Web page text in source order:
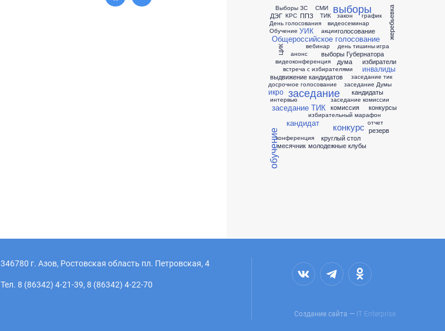
Выборы ЗС
ДЭГ
День голосования
КРС
Обучение
Общероссийское голосование
ППЗ
СМИ
ТИК
УИК
ЦИК
акции
анонс
вебинар
видеоконференция
видеосеминар
встреча с избирателями
выборы
выборы Губернатора
выдвижение кандидатов
голосование
график
день тишины
досрочное голосование
дума
жеребьевка
закон
заседание
заседание Думы
заседание ТИК
заседание комиссии
заседание тик
игра
избиратели
избирательный марафон
икро
инвалиды
интервью
кандидат
кандидаты
комиссия
конкурс
конкурсы
конференция
круглый стол
месячник молодежные клубы
обучение
отчет
резерв
346780 г. Азов, Ростовская область пл. Петровская, 4
Тел. 8 (86342) 4-21-39, 8 (86342) 4-22-70
Создание сайта — IT Enterprise